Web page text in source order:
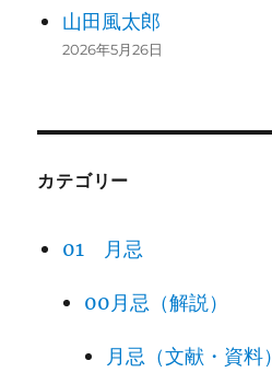
山田風太郎
2026年5月26日
カテゴリー
01 月忌
00月忌（解説）
月忌（文献・資料）